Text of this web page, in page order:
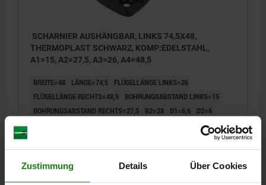
Zustimmung Details Über Cookies
SCHARNIER AUSHÄNGBAR, LINKS 74,5X48,
THERMOPLAST SCHWARZ, KOMP:EDELSTAHL,
A1=15, A2=27,5, A3=26, A4=48,5
BREITE=48 LÄNGE=74,5
FLÜGELLÄNGE LINKS=26
FLÜGELLÄNGE RECHTS=48,5
BOHRUNGSABSTAND LINKS=15
BOHRUNGSABSTAND RECHTS=27,5
B2=28 D1=6,6
D2=6
5,52 CHF
zzgl. MwSt.